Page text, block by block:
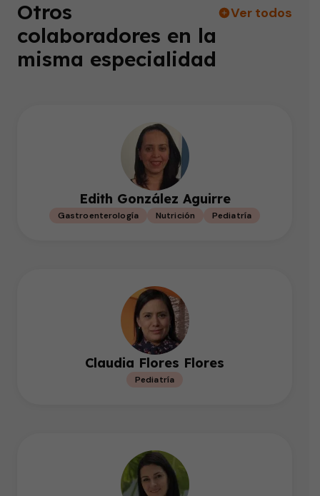
Otros
colaboradores en la
misma especialidad
Ver todos
Edith González Aguirre
Gastroenterología Nutrición Pediatría
Claudia Flores Flores
Pediatría